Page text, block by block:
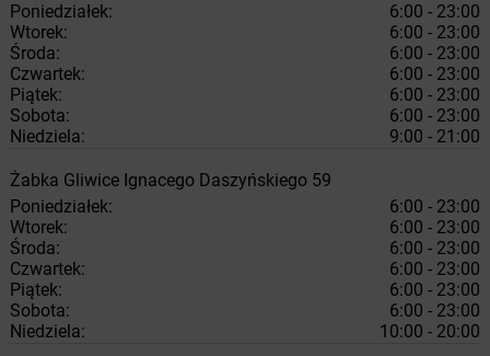
Poniedziałek:
6:00 - 23:00
Wtorek:
6:00 - 23:00
Środa:
6:00 - 23:00
Czwartek:
6:00 - 23:00
Piątek:
6:00 - 23:00
Sobota:
6:00 - 23:00
Niedziela:
9:00 - 21:00
Żabka Gliwice Ignacego Daszyńskiego 59
Poniedziałek:
6:00 - 23:00
Wtorek:
6:00 - 23:00
Środa:
6:00 - 23:00
Czwartek:
6:00 - 23:00
Piątek:
6:00 - 23:00
Sobota:
6:00 - 23:00
Niedziela:
10:00 - 20:00